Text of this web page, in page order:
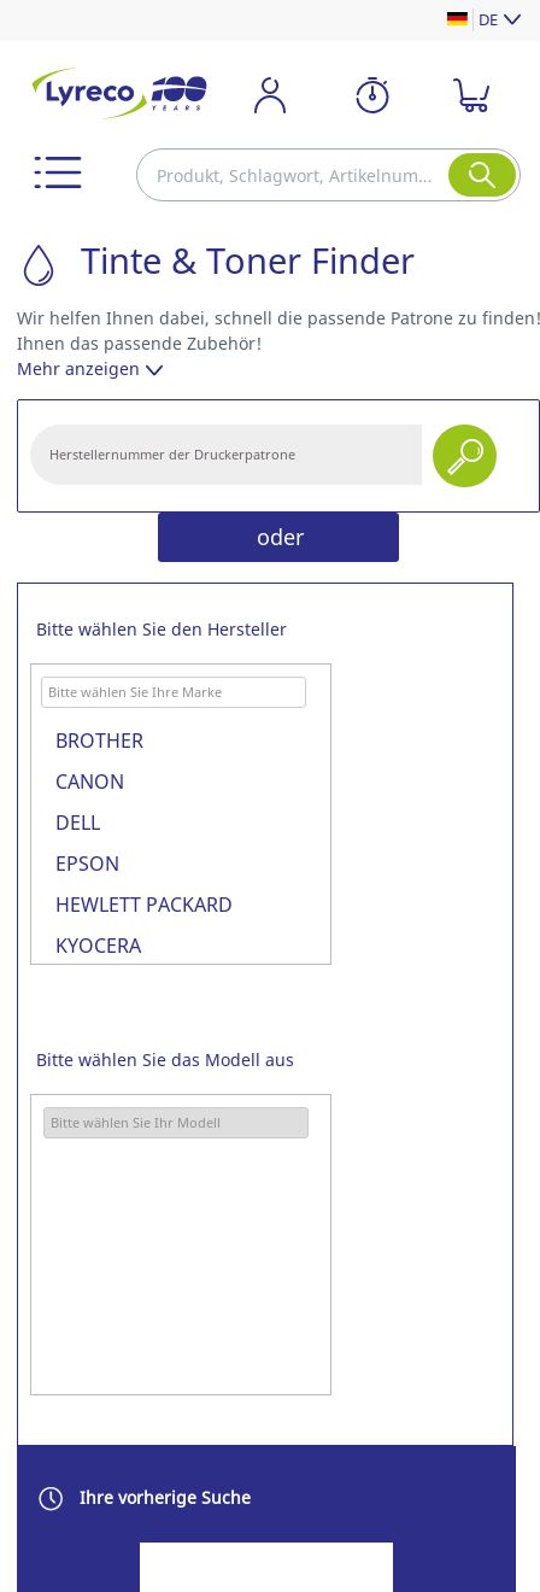
DE
Tinte & Toner Finder
Wir helfen Ihnen dabei, schnell die passende Patrone zu
Ihnen das passende Zubehör!
Mehr anzeigen
oder
Bitte wählen Sie den Hersteller
BROTHER
CANON
DELL
EPSON
HEWLETT PACKARD
KYOCERA
PANASONIC
RICOH
Bitte wählen Sie das Modell aus
Ihre vorherige Suche